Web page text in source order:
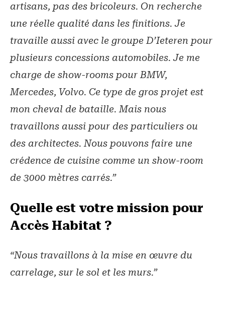
artisans, pas des bricoleurs. On recherche
une réelle qualité dans les finitions. Je
travaille aussi avec le groupe D’Ieteren pour
plusieurs concessions automobiles. Je me
charge de show-rooms pour BMW,
Mercedes, Volvo. Ce type de gros projet est
mon cheval de bataille. Mais nous
travaillons aussi pour des particuliers ou
des architectes. Nous pouvons faire une
crédence de cuisine comme un show-room
de 3000 mètres carrés.”
Quelle est votre mission pour
Accès Habitat ?
“Nous travaillons à la mise en œuvre du
carrelage, sur le sol et les murs.”